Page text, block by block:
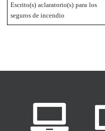
Escrito(s) aclaratorio(s) para los
seguros de incendio